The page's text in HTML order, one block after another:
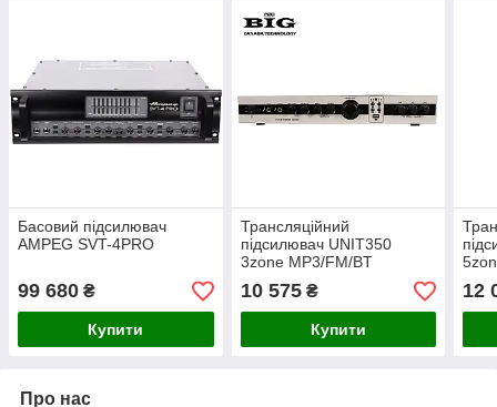
Басовий підсилювач
AMPEG SVT-4PRO
99 680 ₴
Купити
Трансляційний
підсилювач UNIT350
3zone MP3/FM/BT
REMOTE
10 575₴
Купити
12
Про нас